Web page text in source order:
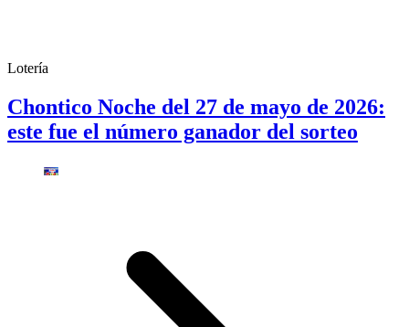
Lotería
Chontico Noche del 27 de mayo de 2026:
este fue el número ganador del sorteo